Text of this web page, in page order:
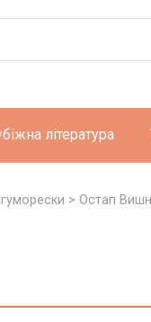
література
> Остап